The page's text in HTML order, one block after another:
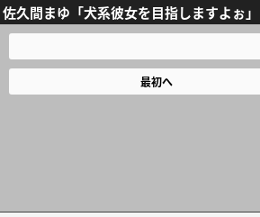
佐久間まゆ「犬系彼女を目指しますよぉ」
最初へ